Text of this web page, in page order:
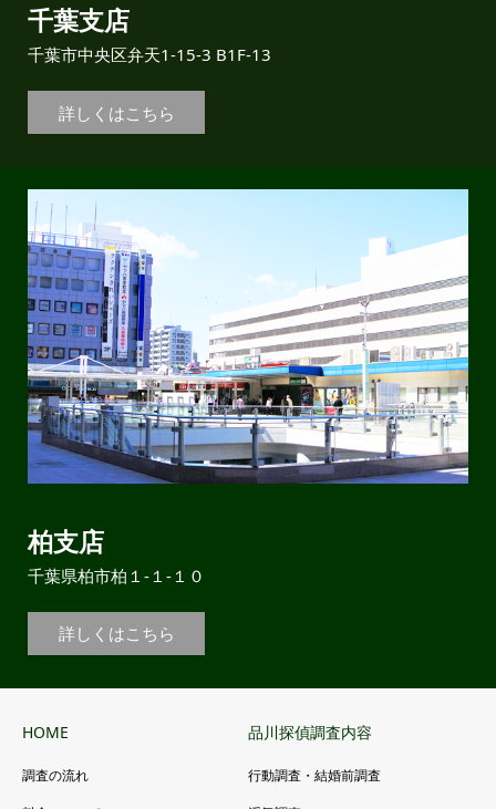
千葉支店
千葉市中央区弁天1-15-3 B1F-13
詳しくはこちら
柏支店
千葉県柏市柏１-１-１０
詳しくはこちら
HOME
調査の流れ
品川探偵調査内容
行動調査・結婚前調査